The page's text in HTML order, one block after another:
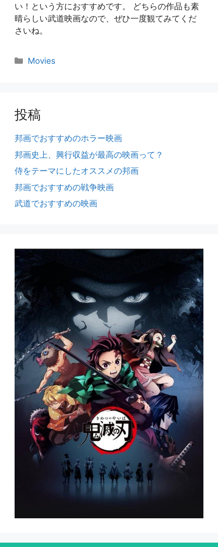
い！という方におすすめです。 どちらの作品も素
晴らしい武道映画なので、ぜひ一度観てみてくだ
さいね。
Categories
Movies
投稿
邦画でおすすめのホラー映画
邦画史上、興行収益が最高の映画って？
侍をテーマにしたオススメの邦画
邦画でおすすめの戦争映画
武道でおすすめの映画